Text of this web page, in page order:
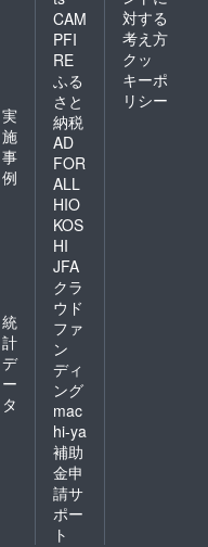
実
施
事
例
統
計
デ
ー
タ
CAM
PFI
RE
ふる
さと
納税
AD
FOR
ALL
HIO
KOS
HI
JFA
クラ
ウド
ファ
ン
ディ
ング
mac
hi-ya
補助
金申
請サ
ポー
ト
対する
考え方
クッ
キーポ
リシー